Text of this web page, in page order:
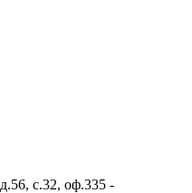
с.32, оф.335 -